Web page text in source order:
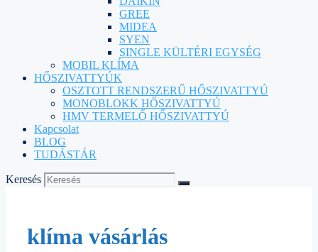
GREE
MIDEA
SYEN
SINGLE KÜLTÉRI EGYSÉG
MOBIL KLÍMA
HŐSZIVATTYÚK
OSZTOTT RENDSZERŰ HŐSZIVATTYÚ
MONOBLOKK HŐSZIVATTYÚ
HMV TERMELŐ HŐSZIVATTYÚ
Kapcsolat
BLOG
TUDÁSTÁR
Keresés
klíma vásárlás